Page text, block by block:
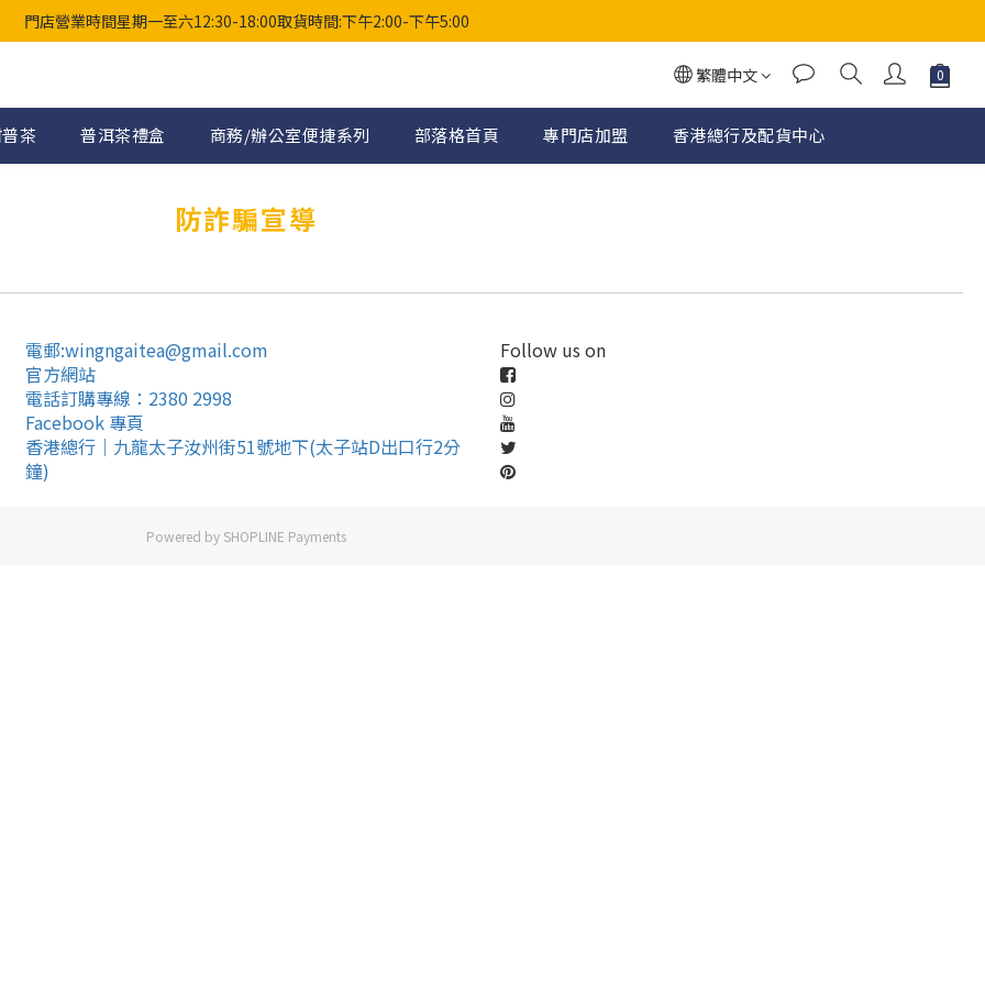
門店營業時間星期一至六12:30-18:00取貨時間:下午2:00-下午5:00
繁體中文
茶 普洱茶禮盒 商務/辦公室便捷系列 部落格首頁 專門店加盟 香港總行及配貨中心
防詐騙宣導
電郵:wingngaitea@gmail.com
官方網站
電話訂購專線：2380 2998
Facebook 專頁
香港總行｜九龍太子汝州街51號地下(太子站D出口行2分
鐘)
Follow us on
Powered by SHOPLINE Payments